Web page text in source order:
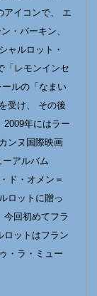
アイコンで、 エ
・バーキン、
ャルロット・
「レモンインセ
ルの「なまい
受け、 その後
2009年にはラー
ンヌ国際映画
アルバム
ド・オメン＝
ロットに贈っ
今回初めてフラ
ロットはフラン
・ラ・ミュー